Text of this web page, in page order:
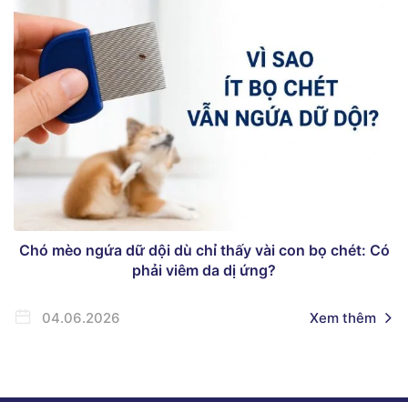
Chó mèo ngứa dữ dội dù chỉ thấy vài con bọ chét: Có
phải viêm da dị ứng?
04.06.2026 Xem thêm